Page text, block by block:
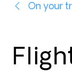
On your